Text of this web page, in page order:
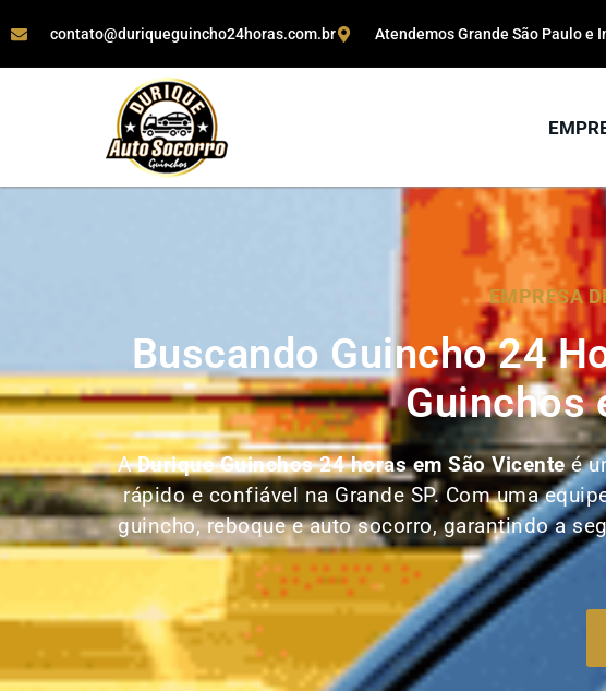
contato@duriqueguincho24horas.com.br Atendemos Grande São Paulo e
EMPRESA
Buscando Guincho 24
Guinchos
ADurique Guinchos 24 horas em São Vicenteé
rápido e confiável na Grande SP. Com uma
guincho, reboque e auto socorro, garantindo a